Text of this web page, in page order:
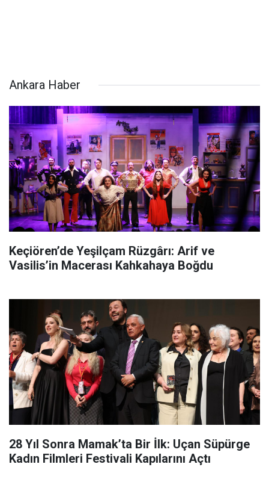
Ankara Haber
Keçiören’de Yeşilçam Rüzgârı: Arif ve
Vasilis’in Macerası Kahkahaya Boğdu
28 Yıl Sonra Mamak’ta Bir İlk: Uçan Süpürge
Kadın Filmleri Festivali Kapılarını Açtı